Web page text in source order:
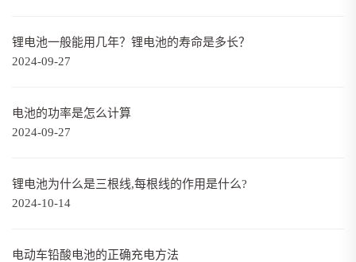
锂电池一般能用几年？锂电池的寿命是多长？
2024-09-27
电池的功率是怎么计算
2024-09-27
锂电池为什么是三根线,每根线的作用是什么?
2024-10-14
电动车铅酸电池的正确充电方法